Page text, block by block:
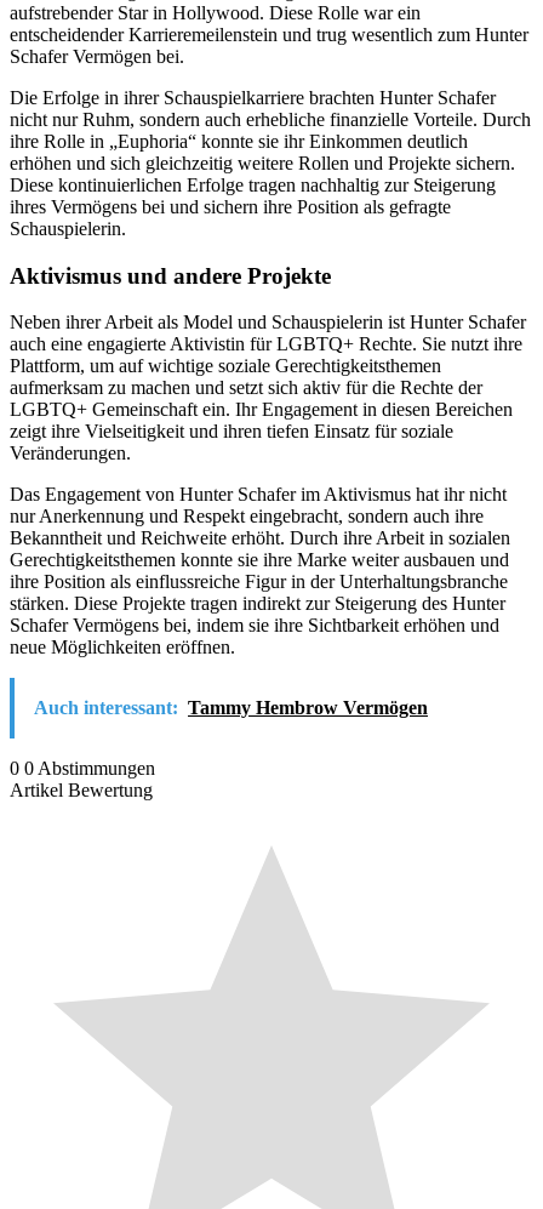
aufstrebender Star in Hollywood. Diese Rolle war ein
entscheidender Karrieremeilenstein und trug wesentlich zum Hunter
Schafer Vermögen bei.
Die Erfolge in ihrer Schauspielkarriere brachten Hunter Schafer
nicht nur Ruhm, sondern auch erhebliche finanzielle Vorteile. Durch
ihre Rolle in „Euphoria“ konnte sie ihr Einkommen deutlich
erhöhen und sich gleichzeitig weitere Rollen und Projekte sichern.
Diese kontinuierlichen Erfolge tragen nachhaltig zur Steigerung
ihres Vermögens bei und sichern ihre Position als gefragte
Schauspielerin.
Aktivismus und andere Projekte
Neben ihrer Arbeit als Model und Schauspielerin ist Hunter Schafer
auch eine engagierte Aktivistin für LGBTQ+ Rechte. Sie nutzt ihre
Plattform, um auf wichtige soziale Gerechtigkeitsthemen
aufmerksam zu machen und setzt sich aktiv für die Rechte der
LGBTQ+ Gemeinschaft ein. Ihr Engagement in diesen Bereichen
zeigt ihre Vielseitigkeit und ihren tiefen Einsatz für soziale
Veränderungen.
Das Engagement von Hunter Schafer im Aktivismus hat ihr nicht
nur Anerkennung und Respekt eingebracht, sondern auch ihre
Bekanntheit und Reichweite erhöht. Durch ihre Arbeit in sozialen
Gerechtigkeitsthemen konnte sie ihre Marke weiter ausbauen und
ihre Position als einflussreiche Figur in der Unterhaltungsbranche
stärken. Diese Projekte tragen indirekt zur Steigerung des Hunter
Schafer Vermögens bei, indem sie ihre Sichtbarkeit erhöhen und
neue Möglichkeiten eröffnen.
Auch interessant: Tammy Hembrow Vermögen
0 0 Abstimmungen
Artikel Bewertung